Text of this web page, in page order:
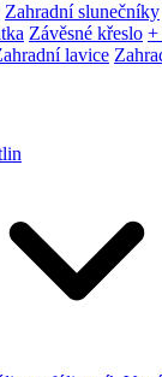
Zahradní slunečníky
Závěsné křeslo +
lavice